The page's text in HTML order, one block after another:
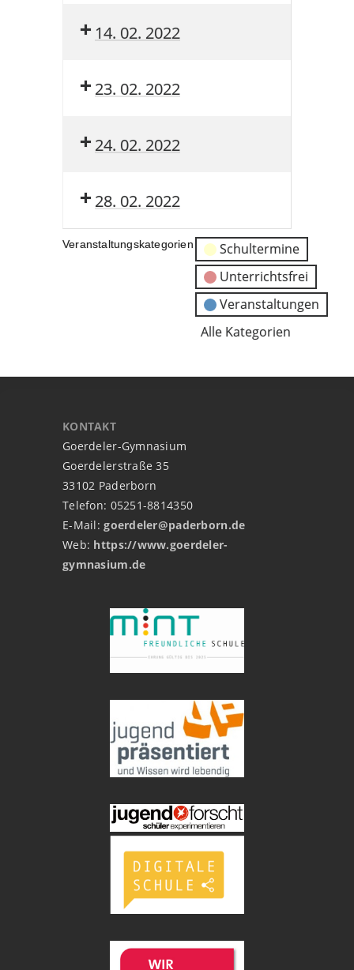
14. 02. 2022
23. 02. 2022
24. 02. 2022
28. 02. 2022
Veranstaltungskategorien
Schultermine
Unterrichtsfrei
Veranstaltungen
Alle Kategorien
KONTAKT
Goerdeler-Gymnasium
Goerdelerstraße 35
33102 Paderborn
Telefon: 05251-8814350
E-Mail:goerdeler@paderborn.de
Web: https://www.goerdeler-
gymnasium.de